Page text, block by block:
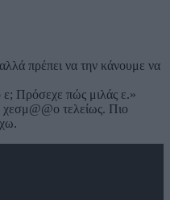
πρέπει να την κάνουμε να
Πρόσεχε πώς μιλάς ε.»
τελείως. Πιο